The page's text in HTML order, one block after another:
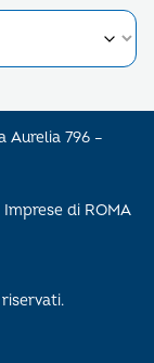
Aurelia 796 –
Imprese di ROMA